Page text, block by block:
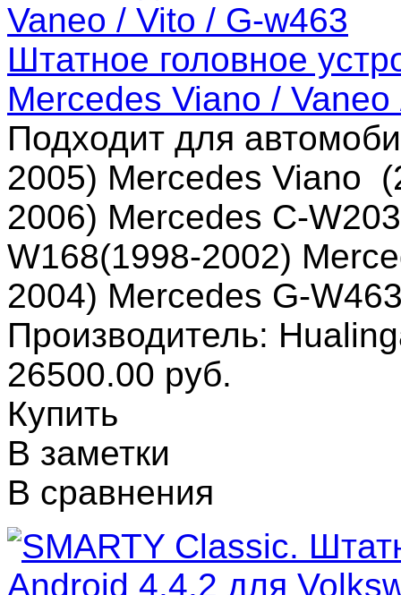
Штатное головное
Mercedes Viano /
Подходит для
2005) Mercedes Viano
2006) Mercedes C-
W168(1998-2002)
2004) Mercedes G-
Производитель:
26500.00 руб.
Купить
В заметки
В сравнения